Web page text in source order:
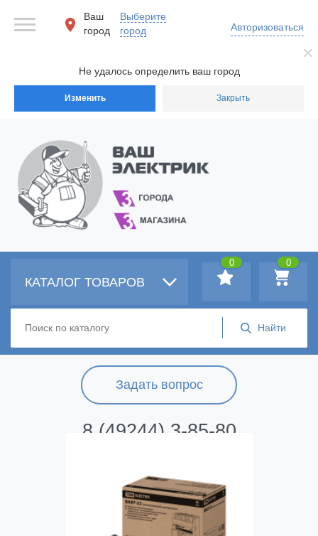
Не удалось определить ваш город
Изменить Закрыть
Ваш
город
Выберите
город
Авторизоваться
Задать вопрос
8 (49244) 3-85-80
КАТАЛОГ ТОВАРОВ
0
0